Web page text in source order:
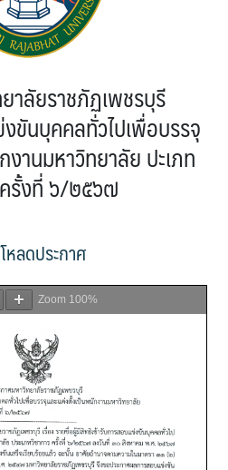
าลัยราชภัฏเพชรบุรี
ขันบุคคลทั่วไปเพื่อบรรจุ
านมหาวิทยาลัย ปะเภท
รั้งที่ ๖/๒๕๖๗
หลดประกาศ
Zoom 100%